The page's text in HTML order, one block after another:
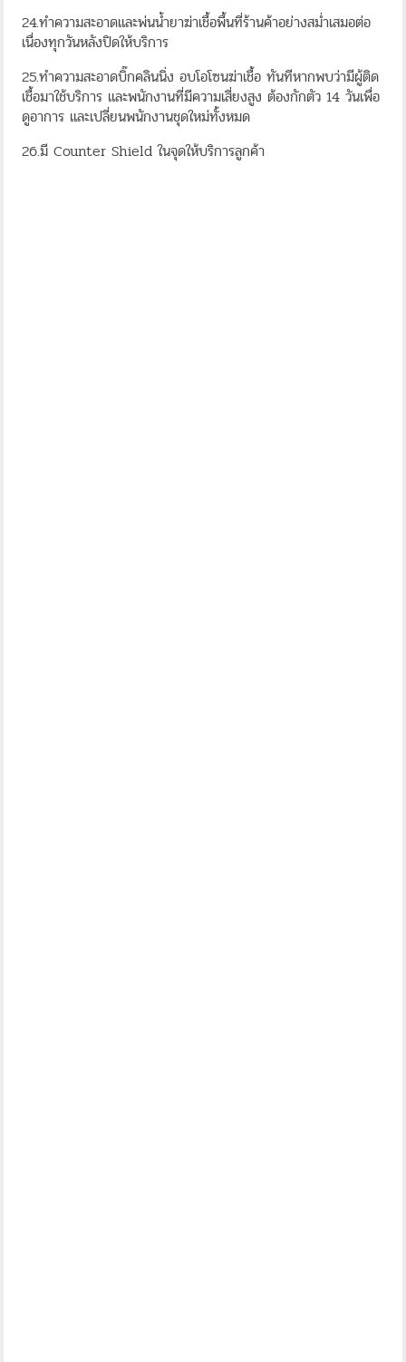
24.ทำความสะอาดและพ่นน้ำยาฆ่าเชื้อพื้นที่ร้านค้าอย่างสม่ำเสมอต่อ
เนื่องทุกวันหลังปิดให้บริการ
25.ทำความสะอาดบิ๊กคลินนิ่ง อบโอโซนฆ่าเชื้อ ทันทีหากพบว่ามีผู้ติด
เชื้อมาใช้บริการ และพนักงานที่มีความเสี่ยงสูง ต้องกักตัว 14 วันเพื่อ
ดูอาการ และเปลี่ยนพนักงานชุดใหม่ทั้งหมด
26.มี Counter Shield ในจุดให้บริการลูกค้า